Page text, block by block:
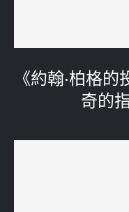
《約翰·柏格
奇的